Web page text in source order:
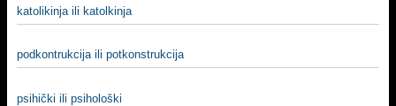
katolikinja ili katolkinja
podkontrukcija ili potkonstrukcija
psihički ili psihološki